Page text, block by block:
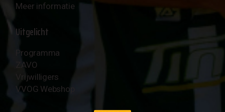
Meer informatie
Uitgelicht
Programma
ZAVO
Vrijwilligers
VVOG Webshop